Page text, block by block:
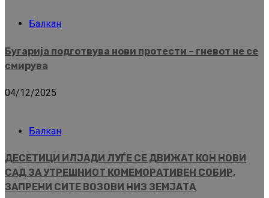
Балкан
Бугарија подготвува нови протести – гневот не се
смирува
04/12/2025
Балкан
ДЕСЕТИЦИ ИЛЈАДИ ЛУЃЕ СЕ ДВИЖАТ КОН НОВИ
САД ЗА УТРЕШНИОТ КОМЕМОРАТИВЕН СОБИР,
ЗАПРЕНИ СИТЕ ВОЗОВИ НИЗ ЗЕМЈАТА